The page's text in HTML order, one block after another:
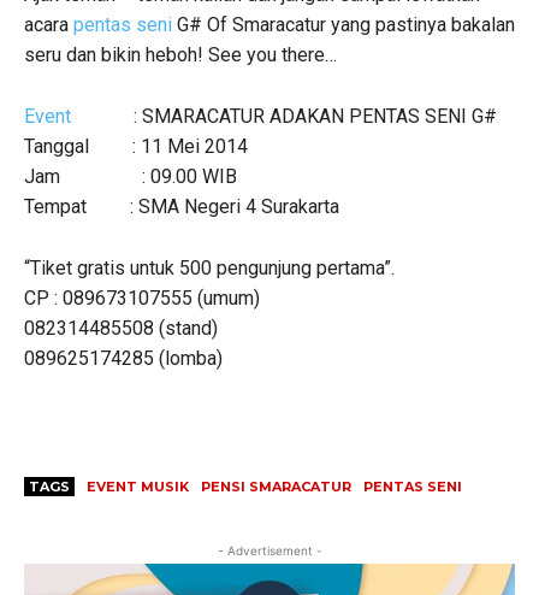
acara pentas seni G# Of Smaracatur yang pastinya bakalan
seru dan bikin heboh! See you there…
Event : SMARACATUR ADAKAN PENTAS SENI G#
Tanggal : 11 Mei 2014
Jam : 09.00 WIB
Tempat : SMA Negeri 4 Surakarta
“Tiket gratis untuk 500 pengunjung pertama”.
CP : 089673107555 (umum)
082314485508 (stand)
089625174285 (lomba)
TAGS EVENT MUSIK PENSI SMARACATUR PENTAS SENI
- Advertisement -